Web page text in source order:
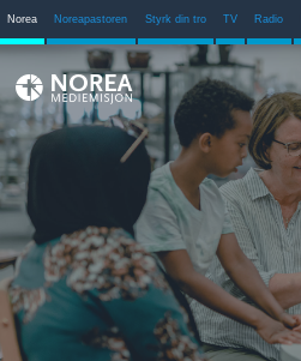
Norea Noreapastoren Styrk din tro TV Radio